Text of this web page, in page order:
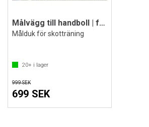
Målvägg till handboll | fotboll 3x2 m
Målduk för skotträning
20+ i lager
999 SEK
699 SEK